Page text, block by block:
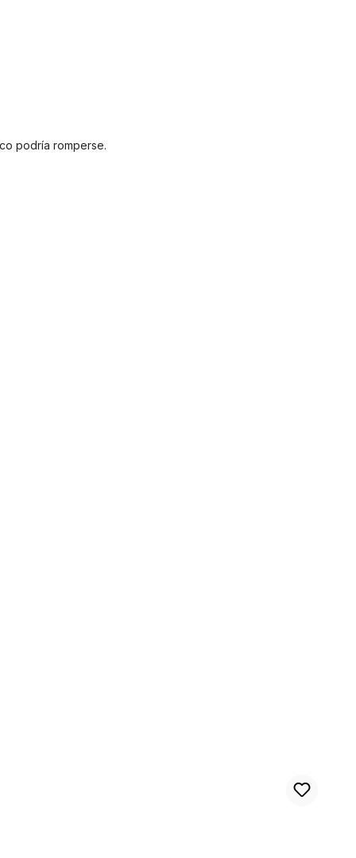
podría romperse.